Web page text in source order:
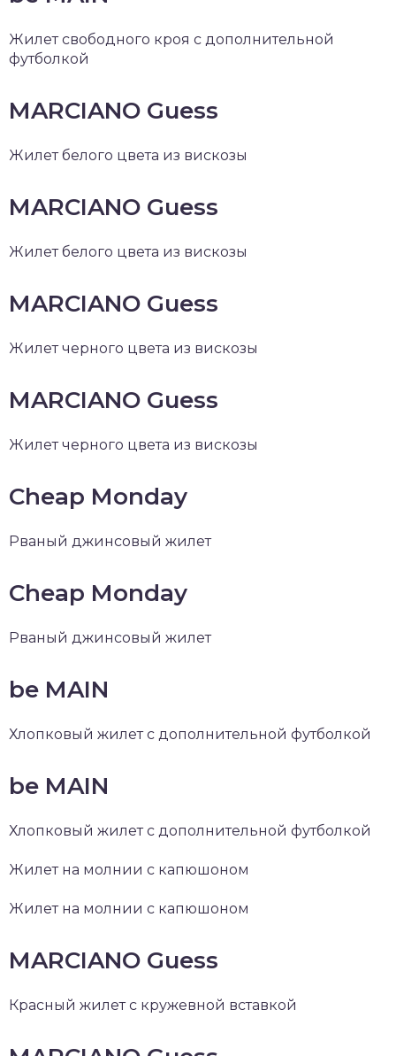
Жилет свободного кроя с дополнительной
футболкой
MARCIANO Guess
Жилет белого цвета из вискозы
MARCIANO Guess
Жилет белого цвета из вискозы
MARCIANO Guess
Жилет черного цвета из вискозы
MARCIANO Guess
Жилет черного цвета из вискозы
Cheap Monday
Рваный джинсовый жилет
Cheap Monday
Рваный джинсовый жилет
be MAIN
Хлопковый жилет с дополнительной футболкой
be MAIN
Хлопковый жилет с дополнительной футболкой
Жилет на молнии с капюшоном
Жилет на молнии с капюшоном
MARCIANO Guess
Красный жилет с кружевной вставкой